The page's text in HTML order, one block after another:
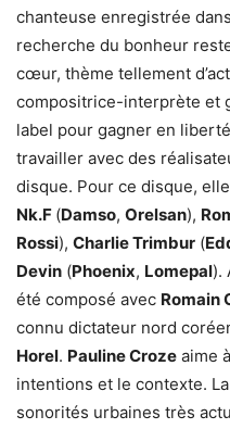
chanteuse enregistrée
recherche du bonheur
cœur, thème tellement
compositrice-interprète et
label pour gagner en
travailler avec des
disque. Pour ce disque,
Nk.F (Damso, Orelsan),
Rossi), Charlie Trimbur (
Devin (Phoenix, Lomepal).
été composé avec Romain
connu dictateur nord
Horel. Pauline Croze aime
intentions et le contexte.
sonorités urbaines très